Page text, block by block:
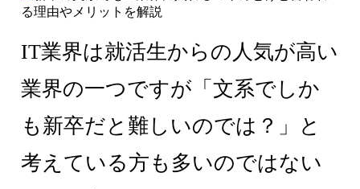
IT業界は就活生からの人気が高い
業界の一つですが「文系でしか
も新卒だと難しいのでは？」と
考えている方も多いのではない